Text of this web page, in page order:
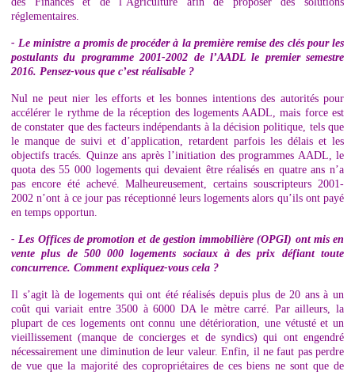
réglementaires.
- Le ministre a promis de procéder à la première remise des clés pour les
postulants du programme 2001-2002 de l’AADL le premier semestre
2016. Pensez-vous que c’est réalisable ?
Nul ne peut nier les efforts et les bonnes intentions des autorités pour
accélérer le rythme de la réception des logements AADL, mais force est
de constater que des facteurs indépendants à la décision politique, tels que
le manque de suivi et d’application, retardent parfois les délais et les
objectifs tracés. Quinze ans après l’initiation des programmes AADL, le
quota des 55 000 logements qui devaient être réalisés en quatre ans n’a
pas encore été achevé. Malheureusement, certains souscripteurs 2001-
2002 n’ont à ce jour pas réceptionné leurs logements alors qu’ils ont payé
en temps opportun.
- Les Offices de promotion et de gestion immobilière (OPGI) ont mis en
vente plus de 500 000 logements sociaux à des prix défiant toute
concurrence. Comment expliquez-vous cela ?
Il s’agit là de logements qui ont été réalisés depuis plus de 20 ans à un
coût qui variait entre 3500 à 6000 DA le mètre carré. Par ailleurs, la
plupart de ces logements ont connu une détérioration, une vétusté et un
vieillissement (manque de concierges et de syndics) qui ont engendré
nécessairement une diminution de leur valeur. Enfin, il ne faut pas perdre
de vue que la majorité des copropriétaires de ces biens ne sont que de